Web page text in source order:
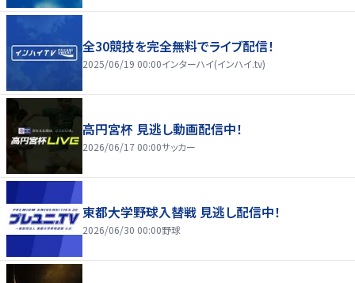
全30競技を完全無料でライブ配信！
2025/06/19 00:00インターハイ(インハイ.tv)
高円宮杯 見逃し動画配信中！
2026/06/17 00:00サッカー
東都大学野球入替戦 見逃し配信中！
2026/06/30 00:00野球